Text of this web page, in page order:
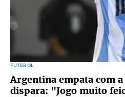
FUTEBOL
Argentina empata com
dispara: "Jogo muito